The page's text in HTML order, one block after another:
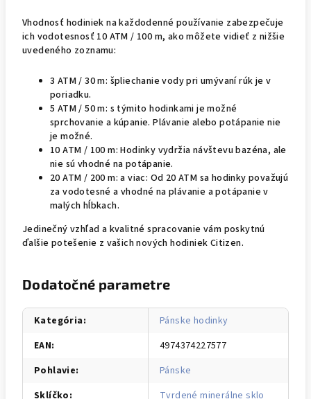
Vhodnosť hodiniek na každodenné používanie zabezpečuje
ich vodotesnosť 10 ATM / 100 m, ako môžete vidieť z nižšie
uvedeného zoznamu:
3 ATM / 30 m: špliechanie vody pri umývaní rúk je v
poriadku.
5 ATM / 50 m: s týmito hodinkami je možné
sprchovanie a kúpanie. Plávanie alebo potápanie nie
je možné.
10 ATM / 100 m: Hodinky vydržia návštevu bazéna, ale
nie sú vhodné na potápanie.
20 ATM / 200 m: a viac: Od 20 ATM sa hodinky považujú
za vodotesné a vhodné na plávanie a potápanie v
malých hĺbkach.
Jedinečný vzhľad a kvalitné spracovanie vám poskytnú
ďalšie potešenie z vašich nových hodiniek Citizen.
Dodatočné parametre
Kategória:
Pánske hodinky
EAN:
4974374227577
Pohlavie:
Pánske
Sklíčko: Tvrdené minerálne sklo